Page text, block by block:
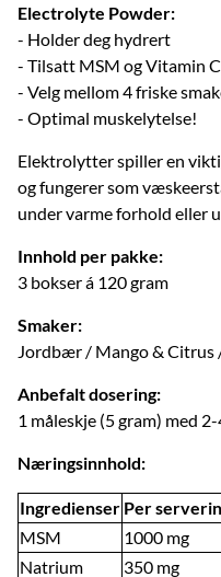
Electrolyte Powder:
- Holder deg hydrert
- Tilsatt MSM og Vitamin
- Velg mellom 4 friske
- Optimal muskelytelse!
Elektrolytter spiller en
og fungerer som
under varme forhold eller
Innhold per pakke:
3 bokser á 120 gram
Smaker:
Jordbær / Mango & Citrus
Anbefalt dosering:
1 måleskje (5 gram) med
Næringsinnhold:
Ingredienser Per
MSM
1000 mg
Natrium
350 mg